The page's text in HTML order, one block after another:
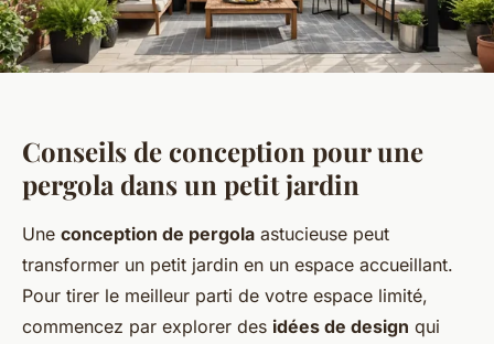
Conseils de conception pour une
pergola dans un petit jardin
Une conception de pergola astucieuse peut
transformer un petit jardin en un espace accueillant.
Pour tirer le meilleur parti de votre espace limité,
commencez par explorer des idées de design qui